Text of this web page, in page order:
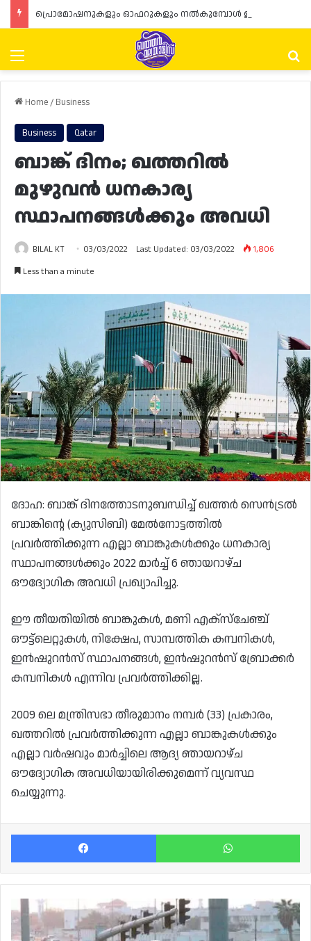
Menu
Home/ Business
Business Qatar
ബാങ്ക് ദിനം; ഖത്തറിൽ
മുഴുവൻ ധനകാര്യ
സ്ഥാപനങ്ങൾക്കും അവധി
BILAL KT 03/03/2022 Last Updated: 03/03/2022
1,806
Less than a minute
ദോഹ: ബാങ്ക് ദിനത്തോടനുബന്ധിച്ച് ഖത്തർ സെൻട്രൽ
ബാങ്കിന്റെ (ക്യുസിബി) മേൽനോട്ടത്തിൽ
പ്രവർത്തിക്കുന്ന എല്ലാ ബാങ്കുകൾക്കും ധനകാര്യ
സ്ഥാപനങ്ങൾക്കും 2022 മാർച്ച് 6 ഞായറാഴ്ച
ഔദ്യോഗിക അവധി പ്രഖ്യാപിച്ചു.
ഈ തീയതിയിൽ ബാങ്കുകൾ, മണി എക്‌സ്‌ചേഞ്ച്
ഔട്ട്‌ലെറ്റുകൾ, നിക്ഷേപ, സാമ്പത്തിക കമ്പനികൾ,
ഇൻഷുറൻസ് സ്ഥാപനങ്ങൾ, ഇൻഷുറൻസ് ബ്രോക്കർ
കമ്പനികൾ എന്നിവ പ്രവർത്തിക്കില്ല.
2009 ലെ മന്ത്രിസഭാ തീരുമാനം നമ്പർ (33) പ്രകാരം,
ഖത്തറിൽ പ്രവർത്തിക്കുന്ന എല്ലാ ബാങ്കുകൾക്കും
എല്ലാ വർഷവും മാർച്ചിലെ ആദ്യ ഞായറാഴ്ച
ഔദ്യോഗിക അവധിയായിരിക്കുമെന്ന് വ്യവസ്ഥ
ചെയ്യുന്നു.
Facebook
അനുമതിയില്ലാതെ
വാഹനങ്ങളിൽ
മാറ്റം